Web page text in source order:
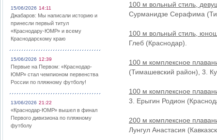
15/06/2026 14:11
Джабаров: Мы написали историю и
принесли первый титул
«Краснодару-ЮМР» и всему
Краснодарскому краю
15/06/2026 12:39
Первые на Первом: «Краснодар-
ЮМР» стал чемпионом первенства
России по пляжному футболу!
13/06/2026 21:22
«Краснодар-ЮМР» вышел в финал
Первого дивизиона по пляжному
футболу
100 м вольный стиль,
Сурманидзе Серафима
100 м вольный стиль,
Глеб (Краснодар).
100 м комплексное
(Тимашевский район), 3.
100 м комплексное
3. Ерыгин Родион
200 м комплексное
Лунгул Анастасия